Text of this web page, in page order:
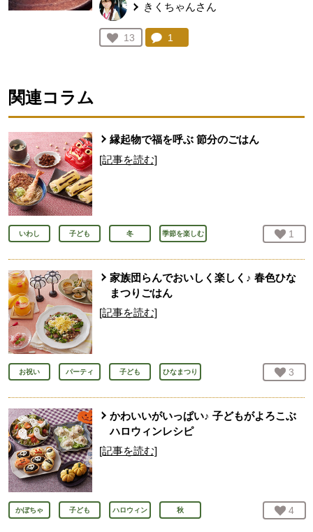
きくちゃんさん
お気に入り登録：
13
人が登録
コメント：
1
関連コラム
縁起物で福を呼ぶ 節分のごはん
[記事を読む]
いわし 子ども 冬 季節を楽しむ お気
1
家族団らんでおいしく楽しく♪ 春色ひな
まつりごはん
[記事を読む]
お祝い パーティ 子ども ひなまつり お気
3
かわいいがいっぱい♪ 子どもがよろこぶ
ハロウィンレシピ
[記事を読む]
かぼちゃ 子ども ハロウィン 秋 お気
4